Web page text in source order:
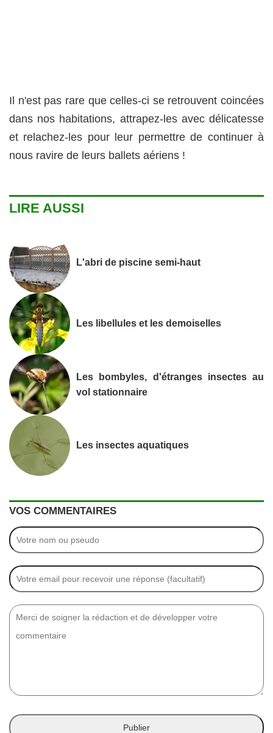
Il n'est pas rare que celles-ci se retrouvent coincées
dans nos habitations, attrapez-les avec délicatesse
et relachez-les pour leur permettre de continuer à
nous ravire de leurs ballets aériens !
LIRE AUSSI
L'abri de piscine semi-haut
Les libellules et les demoiselles
Les bombyles, d'étranges insectes au
vol stationnaire
Les insectes aquatiques
VOS COMMENTAIRES